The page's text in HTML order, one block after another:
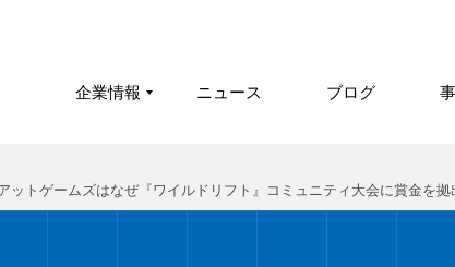
企業情報 ニュース ブログ
ットゲームズはなぜ『ワイルドリフト』コミュニティ大会に賞金を